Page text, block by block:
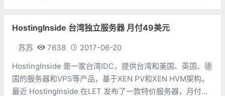
HostingInside 台湾独立服务器 月付49美元
苏苏 7638
2017-06-20
HostingInside 是一家台湾IDC，提供台湾和美国、英国、德
国的服务器和VPS等产品，基于XEN PV和XEN HVM架构。
最近 HostingInside 在LET 发布了一款特价服务器，月付仅